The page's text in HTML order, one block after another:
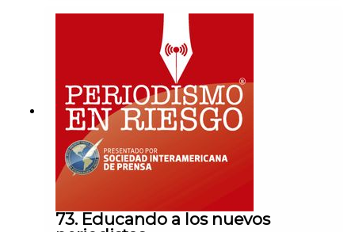
todavía ven lejos la restauración de la libertad de
prensa y expresión.
73. Educando a los nuevos